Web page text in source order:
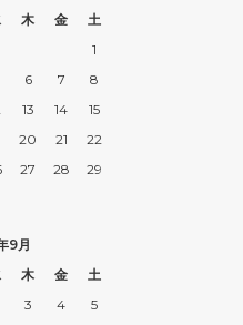
木 金
土
1
6 7
8
13 14
15
20 21
22
27 28
29
9月
木 金
土
3 4
5